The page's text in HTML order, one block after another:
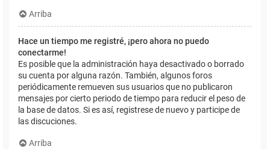
Arriba
Hace un tiempo me registré, ¡pero ahora no puedo
conectarme!
Es posible que la administración haya desactivado o borrado
su cuenta por alguna razón. También, algunos foros
periódicamente remueven sus usuarios que no publicaron
mensajes por cierto periodo de tiempo para reducir el peso de
la base de datos. Si es así, registrese de nuevo y participe de
las discuciones.
Arriba